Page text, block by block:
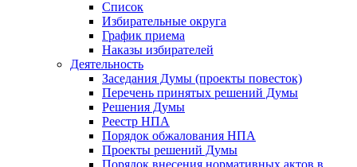
Список
Избирательные округа
График приема
Наказы избирателей
Деятельность
Заседания Думы (проекты повесток)
Перечень принятых решений Думы
Решения Думы
Реестр НПА
Порядок обжалования НПА
Проекты решений Думы